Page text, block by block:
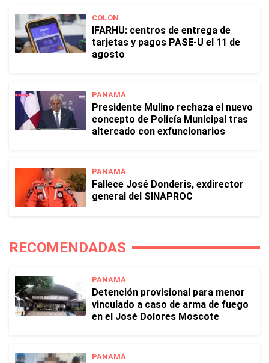
COLÓN
IFARHU: centros de entrega de
tarjetas y pagos PASE-U el 11 de
agosto
PANAMÁ
Presidente Mulino rechaza el nuevo
concepto de Policía Municipal tras
altercado con exfuncionarios
PANAMÁ
Fallece José Donderis, exdirector
general del SINAPROC
RECOMENDADAS
PANAMÁ
Detención provisional para menor
vinculado a caso de arma de fuego
en el José Dolores Moscote
PANAMÁ